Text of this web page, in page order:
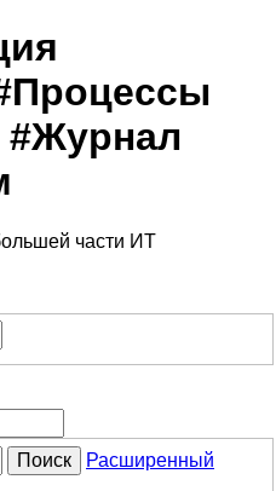
#Журнал
части ИТ
Поиск
Расширенный